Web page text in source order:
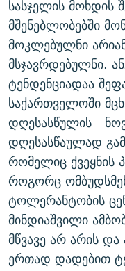
სასჯელის მოხდის
მშენებლობებში
მოკლებულნი
მსჯავრდებულნი.
ტენდენციადაა
საქართველოში
დღესასწულის -
დღესასწაულად
რომელიც ქვეყნის
როგორც
ტოლერანტობის
მინდიაშვილი
მწვავე არ არის
ერთად დადებით